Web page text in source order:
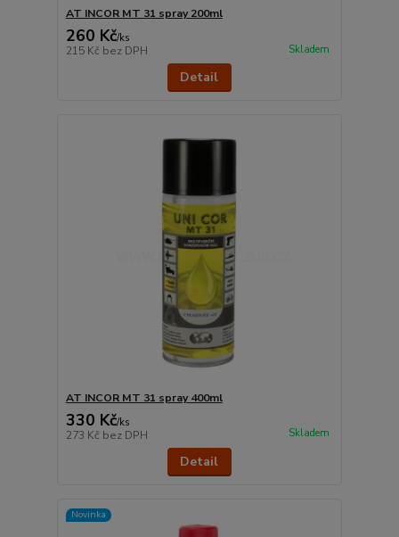
AT INCOR MT 31 spray 200ml
260 Kč/ks
215 Kč bez DPH Skladem
Detail
AT INCOR MT 31 spray 400ml
330 Kč/ks
273 Kč bez DPH Skladem
Detail
Novinka